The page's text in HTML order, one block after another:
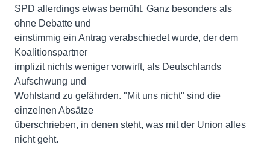
SPD allerdings etwas bemüht. Ganz besonders als
ohne Debatte und
einstimmig ein Antrag verabschiedet wurde, der dem
Koalitionspartner
implizit nichts weniger vorwirft, als Deutschlands
Aufschwung und
Wohlstand zu gefährden. "Mit uns nicht" sind die
einzelnen Absätze
überschrieben, in denen steht, was mit der Union alles
nicht geht.